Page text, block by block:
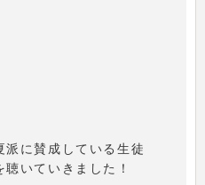
派に賛成している生徒
いていきました！